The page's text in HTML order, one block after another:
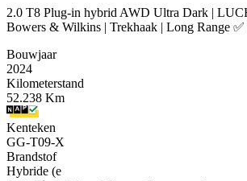
2.0 T8 Plug-in hybrid AWD Ultra Dark |
Bowers & Wilkins | Trekhaak | Long Range ✅
Bouwjaar
2024
Kilometerstand
52.238 Km
Kenteken
GG-T09-X
Brandstof
Hybride (e